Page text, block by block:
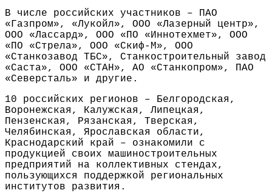
В числе российских участников – ПАО
«Газпром», «Лукойл», ООО «Лазерный центр»,
ООО «Лассард», ООО «ПО «Иннотехмет», ООО
«ПО «Стрела», ООО «Скиф-М», ООО
«Станкозавод ТБС», Станкостроительный завод
«Саста», ООО «СТАН», АО «Станкопром», ПАО
«Северсталь» и другие.
10 российских регионов – Белгородская,
Воронежская, Калужская, Липецкая,
Пензенская, Рязанская, Тверская,
Челябинская, Ярославская области,
Краснодарский край – ознакомили с
продукцией своих машиностроительных
предприятий на коллективных стендах,
пользующихся поддержкой региональных
институтов развития.